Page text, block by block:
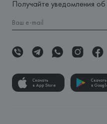
Получайте уведомления об
Скачать
в App Store
Скачать
в